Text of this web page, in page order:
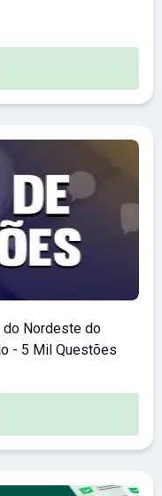
do Nordeste do
- 5 Mil Questões